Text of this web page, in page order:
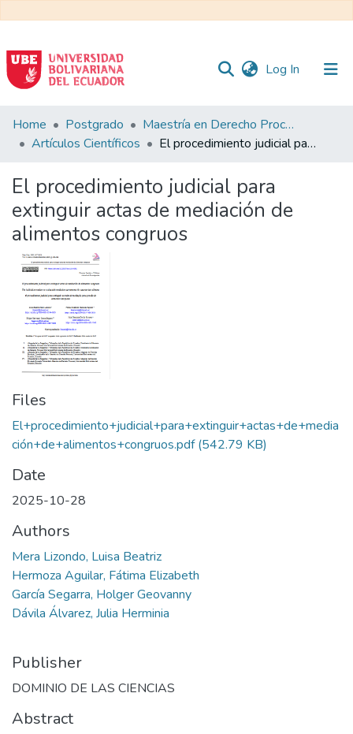
Log In (current)
Communities
&
All of DSpace
Statistics
Home Postgrado
Maestría en Derecho Procesal
Artículos Científicos
El procedimiento judicial para extinguir actas de mediación de alimentos congruos
El procedimiento judicial para
extinguir actas de mediación de
alimentos congruos
Files
El+procedimiento+judicial+para+extinguir+actas+de+media
ción+de+alimentos+congruos.pdf(542.79 KB)
Date
2025-10-28
Authors
Mera Lizondo, Luisa Beatriz
Hermoza Aguilar, Fátima Elizabeth
García Segarra, Holger Geovanny
Dávila Álvarez, Julia Herminia
Publisher
DOMINIO DE LAS CIENCIAS
Abstract